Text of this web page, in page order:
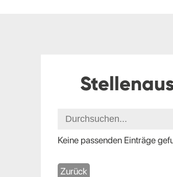
Keine passenden Einträge
Zurück